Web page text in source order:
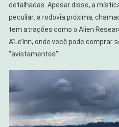
detalhadas. Apesar disso, a
peculiar: a rodovia próxima,
tem atrações como o Alien
A’Le’Inn, onde você pode
“avistamentos”.